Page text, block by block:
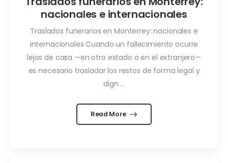
nacionales e internacionales
Traslados funerarios en Monterrey: nacionales e
internacionales Cuando un fallecimiento ocurre
lejos de casa —en otro estado o en el extranjero—
es necesario trasladar los restos de forma legal y
dign ...
Read More